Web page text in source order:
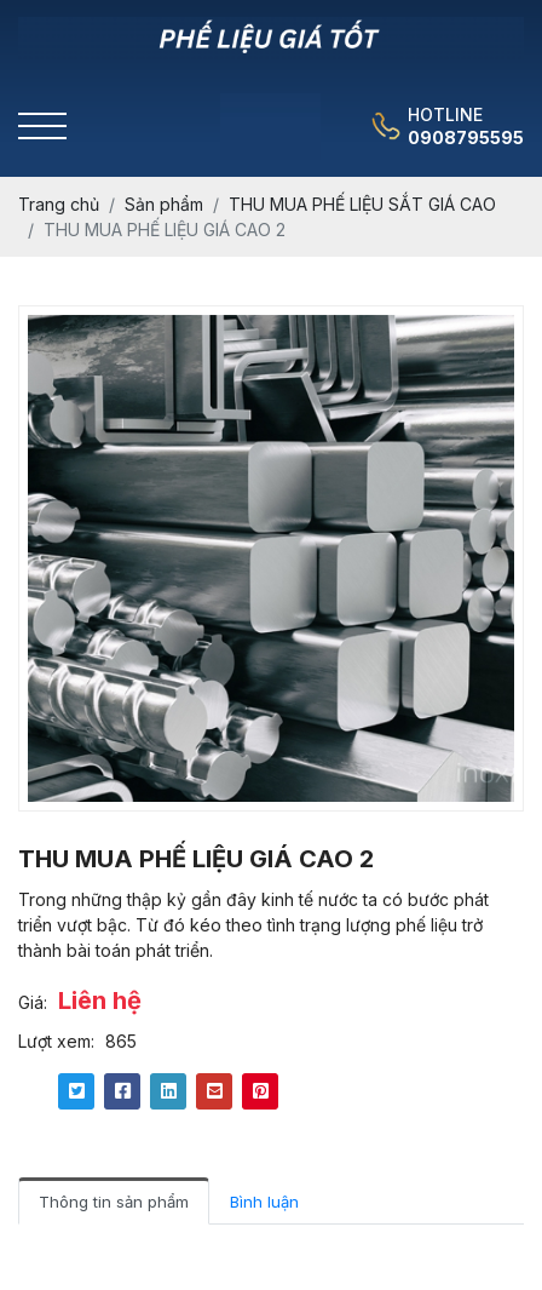
HOTLINE
0908795595
Trang chủ Sản phẩm
THU MUA PHẾ LIỆU SẮT GIÁ CAO
THU MUA PHẾ LIỆU GIÁ CAO 2
THU MUA PHẾ LIỆU GIÁ CAO 2
Trong những thập kỷ gần đây kinh tế nước ta có bước phát
triển vượt bậc. Từ đó kéo theo tình trạng lượng phế liệu trở
thành bài toán phát triển.
Giá: Liên hệ
Lượt xem: 865
Thông tin sản phẩm Bình luận